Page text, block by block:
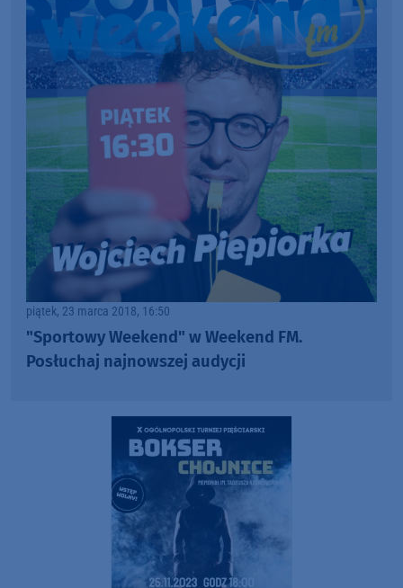
piątek, 23 marca 2018, 16:50
"Sportowy Weekend" w Weekend FM.
Posłuchaj najnowszej audycji